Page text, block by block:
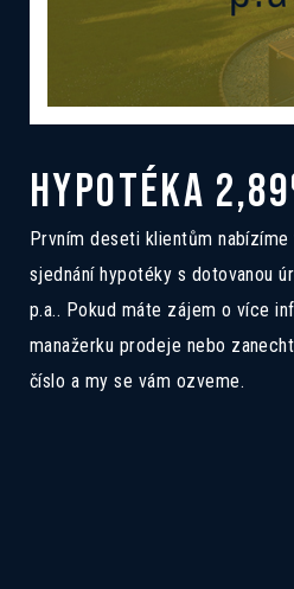
HYPOTÉKA
Prvním deseti klientům
sjednání hypotéky s dotovanou
p.a.. Pokud máte zájem o více
manažerku prodeje nebo
číslo a my se vám ozveme.